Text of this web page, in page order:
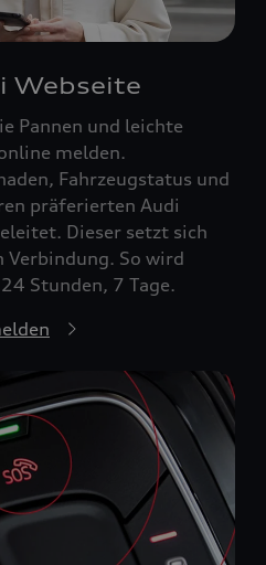
Webseite
Pannen und leichte
melden.
Fahrzeugstatus und
präferierten Audi
Dieser setzt sich
So wird
Stunden, 7 Tage.